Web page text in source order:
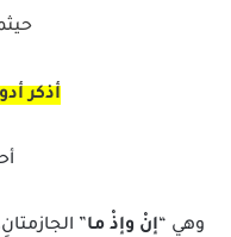
أذكر
وهي “إنْ وإذْ ما”